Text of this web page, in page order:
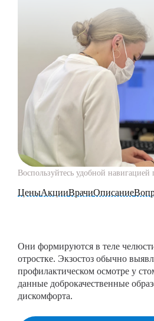
Воспользуйтесь удобной навигацией
ЦеныАкцииВрачиОписание
Они формируются в теле
отростке. Экзостоз обычно
профилактическом осмотре у
данные доброкачественные
дискомфорта.